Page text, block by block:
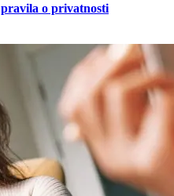
pravila o privatnosti